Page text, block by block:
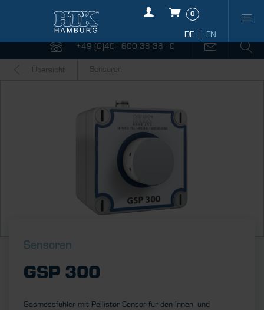
0
+49 (0)40 - 600 38 38 - 0
Übersicht Sensoren
Sensoren
GSP 300
Gasmessfühler mit Pellistor Sensor für den Innen- und